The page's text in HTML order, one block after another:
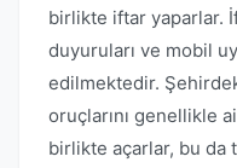
birlikte iftar yaparlar.
duyuruları ve mobil
edilmektedir.
oruçlarını genellikle
birlikte açarlar, bu da